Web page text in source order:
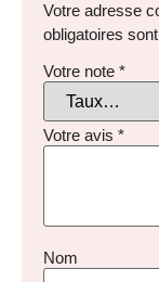
Votre adresse
obligatoires
Votre note *
Votre avis *
Nom